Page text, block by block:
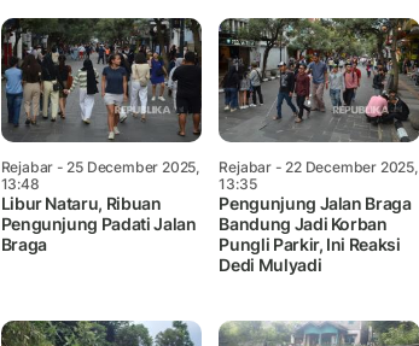
Rejabar - 25 December 2025,
13:48
Libur Nataru, Ribuan
Pengunjung Padati Jalan
Braga
Rejabar- 22 December 2025,
13:35
Pengunjung Jalan Braga
Bandung Jadi Korban
Pungli Parkir, Ini Reaksi
Dedi Mulyadi